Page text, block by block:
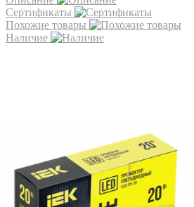
Сертификаты
Похожие товары
Наличие